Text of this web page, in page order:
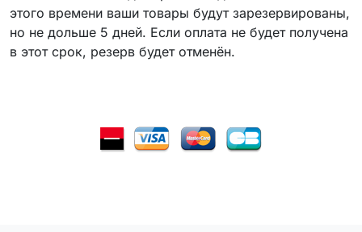
этого времени ваши товары будут зарезервированы,
но не дольше 5 дней. Если оплата не будет получена
в этот срок, резерв будет отменён.